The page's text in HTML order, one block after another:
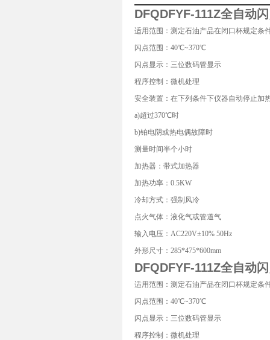
DFQDFYF-111Z全自动
适用范围：测定石油产品在闭口杯规定条
闪点范围：40℃~370℃
闪点显示：三位数码管显示
程序控制：微机处理
安全装置：在下列条件下仪器自动停止加
a)超过370℃时
b)铂电阴或热电偶故障时
测量时间半个小时
加热器：带式加热器
加热功率：0.5KW
冷却方式：强制风冷
点火气体：液化气或管道气
输入电压：AC220V±10% 50Hz
外形尺寸：285*475*600mm
DFQDFYF-111Z全自动
适用范围：测定石油产品在闭口杯规定条
闪点范围：40℃~370℃
闪点显示：三位数码管显示
程序控制：微机处理